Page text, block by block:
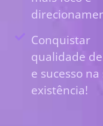
Conquistar
qualidade
e sucesso na
existência!